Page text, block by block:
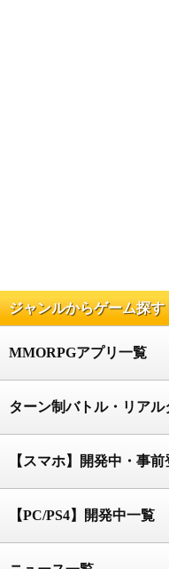
ジャンルからゲーム探す
MMORPGアプリ一覧
ターン制バトル・リア
【スマホ】開発中・事
【PC/PS4】開発中一覧